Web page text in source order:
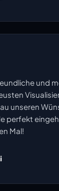
und
unseren
perfekt
Mal!